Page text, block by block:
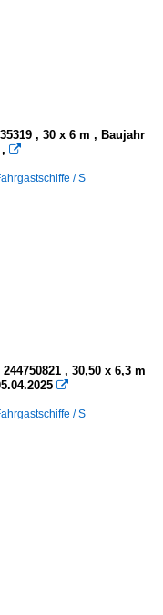
, 30 x 6 m , Baujahr

/ S
, 30,50 x 6,3 m

/ S